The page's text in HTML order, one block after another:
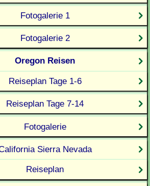
Fotogalerie 1
Fotogalerie 2
Oregon Reisen
Reiseplan Tage 1-6
Reiseplan Tage 7-14
Fotogalerie
Sierra Nevada
Reiseplan